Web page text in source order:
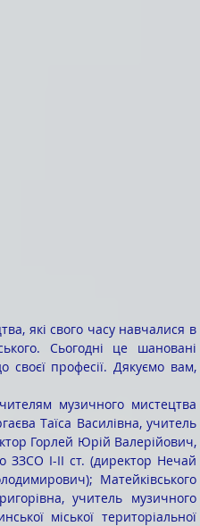
Сьогодні це шановані
своєї професії. Дякуємо вам,
Таїса Василівна, учитель
Горлей Юрій Валерійович,
ЗЗСО І-ІІ ст. (директор Нечай
Матейківського
учитель музичного
міської територіальної